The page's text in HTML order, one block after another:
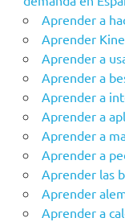
Aprender a
Aprender
Aprender a
Aprender a
Aprender a
Aprender a
Aprender a
Aprender a
Aprender las
Aprender
Aprender a